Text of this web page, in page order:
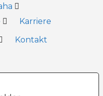
Karriere
Kontakt